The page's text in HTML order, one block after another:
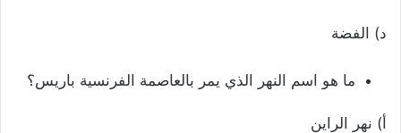
د) الفضة
ما هو اسم النهر الذي يمر بالعاصمة الفرنسية باريس؟
أ) نهر الراين